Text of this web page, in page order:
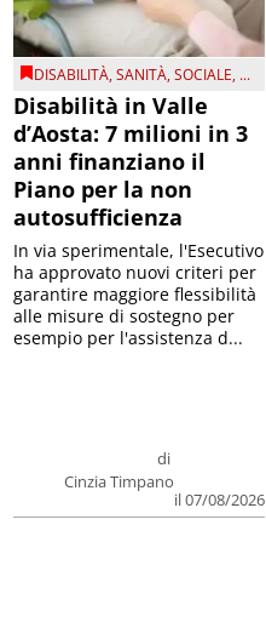
DISABILITÀ,SANITÀ,SOCIALE, ...
Disabilità in Valle
d’Aosta: 7 milioni in 3
anni finanziano il
Piano per la non
autosufficienza
di
Cinzia Timpano
il 07/08/2026
In via sperimentale, l'Esecutivo
ha approvato nuovi criteri per
garantire maggiore flessibilità
alle misure di sostegno per
esempio per l'assistenza d...